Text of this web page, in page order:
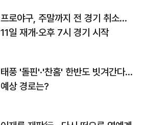
프로야구, 주말까지 전 경기 취소…
11일 재개·오후 7시 경기 시작
태풍 '돌핀'·'찬홈' 한반도 빗겨간다…
예상 경로는?